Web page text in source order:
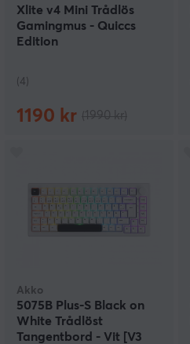
Xlite v4 Mini Trådlös
Gamingmus - Quiccs
Edition
(4)
1190 kr
Akko
5075B Plus-S Black on
White Trådlöst
Tangentbord - Vit [V3